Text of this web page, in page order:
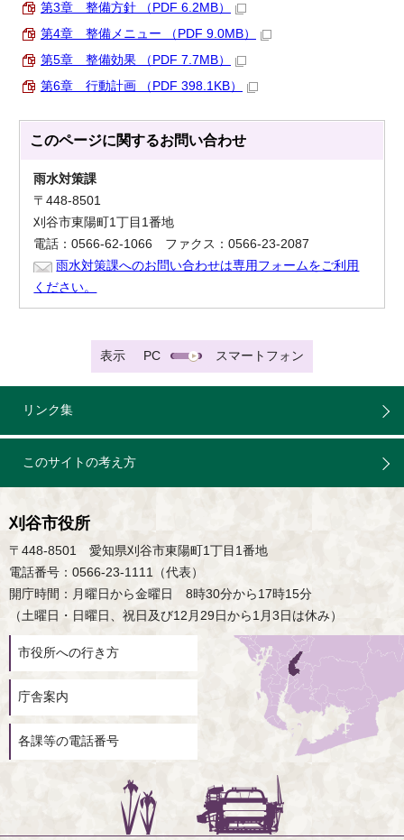
第3章 整備方針 （PDF 6.2MB）
第4章 整備メニュー （PDF 9.0MB）
第5章 整備効果 （PDF 7.7MB）
第6章 行動計画 （PDF 398.1KB）
このページに関するお問い合わせ
雨水対策課
〒448-8501
刈谷市東陽町1丁目1番地
電話：0566-62-1066 ファクス：0566-23-2087
雨水対策課へのお問い合わせは専用フォームをご利用
ください。
表示 PC スマートフォン
リンク集
このサイトの考え方
刈谷市役所
〒448-8501 愛知県刈谷市東陽町1丁目1番地
電話番号：0566-23-1111（代表）
開庁時間：月曜日から金曜日 8時30分から17時15分
（土曜日・日曜日、祝日及び12月29日から1月3日は休み）
市役所への行き方
庁舎案内
各課等の電話番号